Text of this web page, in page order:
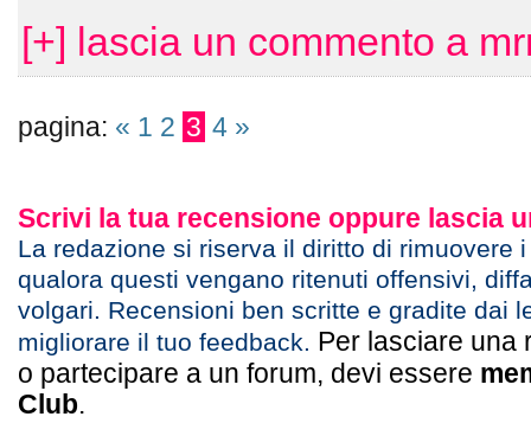
[+] lascia un commento a
pagina: « 1 2 3 4 »
Scrivi la tua recensione oppure lascia
La redazione si riserva il diritto di rimuovere
qualora questi vengano ritenuti offensivi,
volgari. Recensioni ben scritte e gradite dai
migliorare il tuo feedback. Per lasciare una
o partecipare a un forum, devi essere
Club.